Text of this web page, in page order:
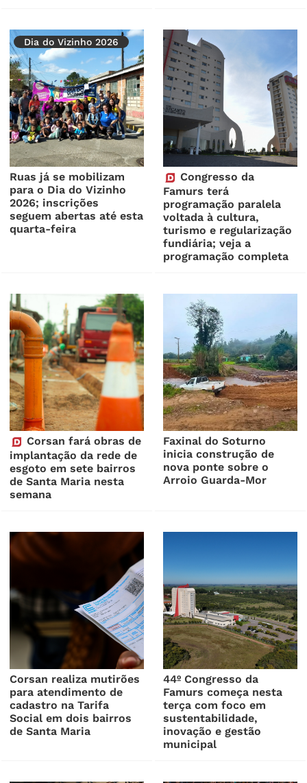
Dia do Vizinho 2026
Ruas já se mobilizam
para o Dia do Vizinho
2026; inscrições
seguem abertas até esta
quarta-feira
Congresso da
Famurs terá
programação paralela
voltada à cultura,
turismo e regularização
fundiária; veja a
programação completa
Corsan fará obras de
implantação da rede de
esgoto em sete bairros
de Santa Maria nesta
semana
Faxinal do Soturno
inicia construção de
nova ponte sobre o
Arroio Guarda-Mor
Corsan realiza mutirões
para atendimento de
cadastro na Tarifa
Social em dois bairros
de Santa Maria
44º Congresso da
Famurs começa nesta
terça com foco em
sustentabilidade,
inovação e gestão
municipal